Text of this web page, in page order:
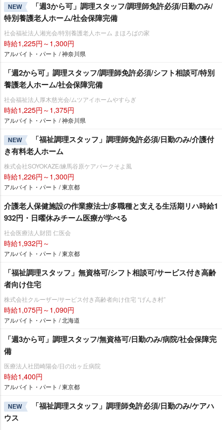
NEW
「週3から可」調理スタッフ/調理師免許必須/日勤のみ/
特別養護老人ホーム/社会保障完備
社会福祉法人湘光会/特別養護老人ホーム まほろばの家
時給1,225円～1,300円
アルバイト・パート / 神奈川県
「週2から可」調理スタッフ/調理師免許必須/シフト相談可/特別
養護老人ホーム/社会保障完備
社会福祉法人厚木慈光会/ムツアイホームやすらぎ
時給1,225円～1,375円
アルバイト・パート / 神奈川県
NEW
「福祉調理スタッフ」調理師免許必須/日勤のみ/介護付
き有料老人ホーム
株式会社SOYOKAZE/練馬谷原ケアパークそよ風
時給1,226円～1,300円
アルバイト・パート / 東京都
介護老人保健施設の作業療法士/多職種と支える生活期リハ時給1
932円・日曜休みチーム医療が学べる
社会医療法人財団 仁医会
時給1,932円～
アルバイト・パート / 東京都
「福祉調理スタッフ」無資格可/シフト相談可/サービス付き高齢
者向け住宅
株式会社クルーザー/サービス付き高齢者向け住宅 “げんき村”
時給1,075円～1,090円
アルバイト・パート / 北海道
「週3から可」調理スタッフ/無資格可/日勤のみ/病院/社会保障完
備
医療法人社団崎陽会/日の出ヶ丘病院
時給1,400円
アルバイト・パート / 東京都
NEW
「福祉調理スタッフ」調理師免許必須/日勤のみ/ケアハ
ウス